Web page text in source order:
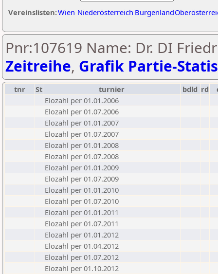
Vereinslisten:Wien Niederösterreich Burgenland
Pnr:107619 Name: Dr. DI
Zeitreihe, Grafik Partie-
tnr St turnier bdld rd
Elozahl per 01.01.2006
Elozahl per 01.07.2006
Elozahl per 01.01.2007
Elozahl per 01.07.2007
Elozahl per 01.01.2008
Elozahl per 01.07.2008
Elozahl per 01.01.2009
Elozahl per 01.07.2009
Elozahl per 01.01.2010
Elozahl per 01.07.2010
Elozahl per 01.01.2011
Elozahl per 01.07.2011
Elozahl per 01.01.2012
Elozahl per 01.04.2012
Elozahl per 01.07.2012
Elozahl per 01.10.2012